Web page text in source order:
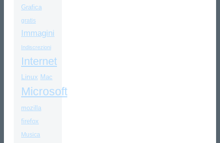
Grafica
gratis
Immagini
Indiscrezioni
Internet
Linux Mac
Microsoft
mozilla
firefox
Musica